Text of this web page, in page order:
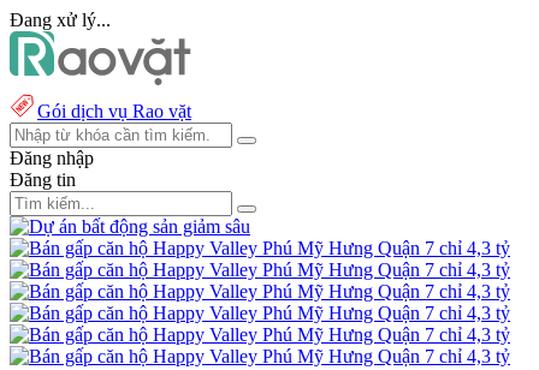
Đang xử lý...
Gói dịch vụ Rao vặt
Đăng nhập
Đăng tin